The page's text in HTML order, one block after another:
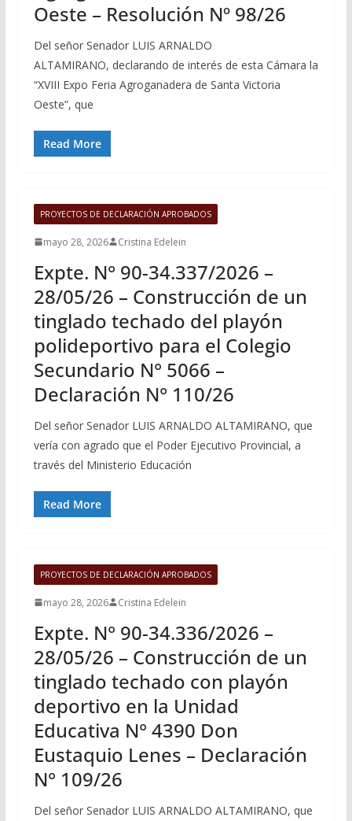
Oeste – Resolución Nº 98/26
Del señor Senador LUIS ARNALDO
ALTAMIRANO, declarando de interés de esta Cámara la
“XVIII Expo Feria Agroganadera de Santa Victoria
Oeste”, que
Read More
PROYECTOS DE DECLARACIÓN APROBADOS
mayo 28, 2026 Cristina Edelein
Expte. N° 90-34.337/2026 –
28/05/26 – Construcción de un
tinglado techado del playón
polideportivo para el Colegio
Secundario N° 5066 –
Declaración N° 110/26
Del señor Senador LUIS ARNALDO ALTAMIRANO, que
vería con agrado que el Poder Ejecutivo Provincial, a
través del Ministerio Educación
Read More
PROYECTOS DE DECLARACIÓN APROBADOS
mayo 28, 2026 Cristina Edelein
Expte. N° 90-34.336/2026 –
28/05/26 – Construcción de un
tinglado techado con playón
deportivo en la Unidad
Educativa N° 4390 Don
Eustaquio Lenes – Declaración
N° 109/26
Del señor Senador LUIS ARNALDO ALTAMIRANO, que